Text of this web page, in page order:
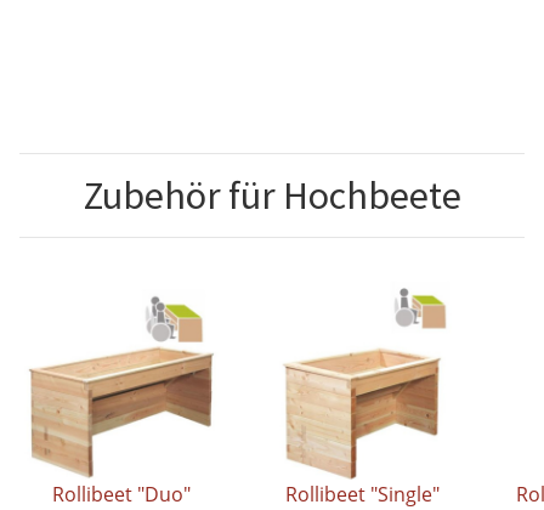
Zubehör für Hochbeete
Rollibeet "Duo" Rollibeet "Single"